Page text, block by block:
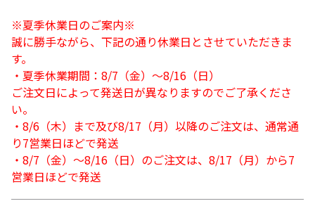
※夏季休業日のご案内※
誠に勝手ながら、下記の通り休業日とさせていただきま
す。
・夏季休業期間：8/7（金）～8/16（日）
ご注文日によって発送日が異なりますのでご了承くださ
い。
・8/6（木）まで及び8/17（月）以降のご注文は、通常通
り7営業日ほどで発送
・8/7（金）～8/16（日）のご注文は、8/17（月）から7
営業日ほどで発送